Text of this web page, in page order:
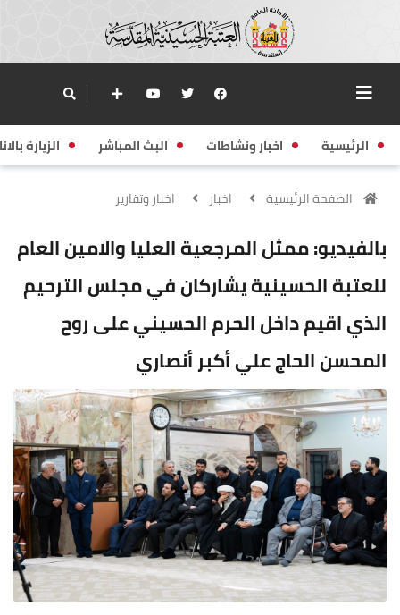
الرئيسية اخبار ونشاطات البث المباشر الزيارة
الصفحة الرئيسية اخبار اخبار وتقارير
بالفيديو: ممثل المرجعية العليا والامين العام
للعتبة الحسينية يشاركان في مجلس الترحيم
الذي اقيم داخل الحرم الحسيني على روح
المحسن الحاج علي أكبر أنصاري